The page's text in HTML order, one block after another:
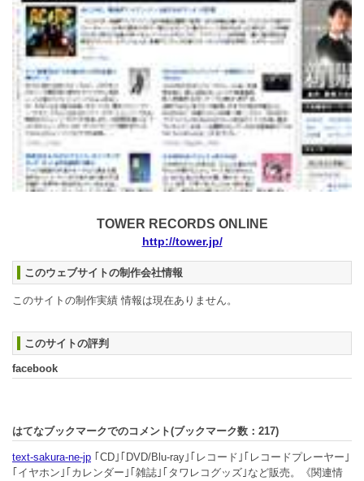
TOWER RECORDS ONLINE
http://tower.jp/
このウェブサイトの制作会社情報
このサイトの制作実績 情報は現在ありません。
このサイトの評判
facebook
はてなブックマークでのコメント(ブックマーク数： 217)
text-sakura-ne-jp ｢CD｣｢DVD/Blu-ray｣｢レコード｣｢レコードプレーヤー｣
｢イヤホン｣｢カレンダー｣｢雑誌｣｢タワレコグッズ｣など販売。《関連情